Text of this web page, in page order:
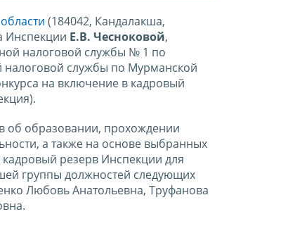
(184042, Кандалакша,
Инспекции Е.В. Чесноковой,
налоговой службы № 1 по
налоговой службы по Мурманской
на включение в кадровый
об образовании, прохождении
а также на основе выбранных
резерв Инспекции для
группы должностей следующих
Любовь Анатольевна, Труфанова